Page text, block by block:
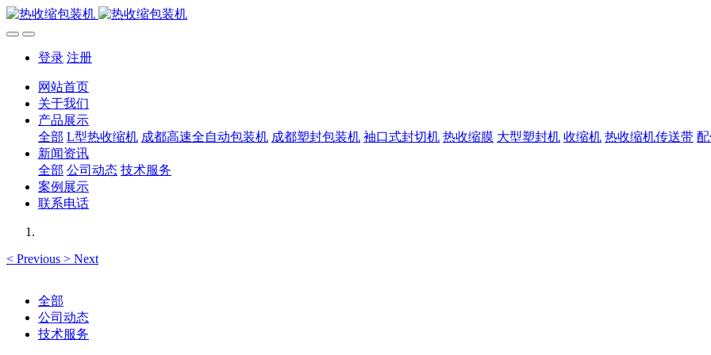
登录 注册
网站首页
关于我们
产品展示
全部 L型热收缩机 成都高速全自动包装机 成都塑封包装机 袖口式封切机 热收缩膜 大型塑封机 收缩机 热收缩机传送带
新闻资讯
全部 公司动态 技术服务
案例展示
联系电话
< Previous > Next
全部
公司动态
技术服务